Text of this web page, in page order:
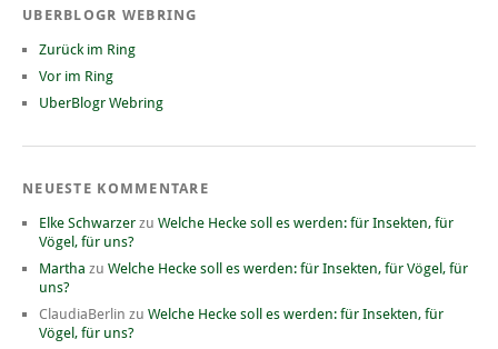
UBERBLOGR WEBRING
Zurück im Ring
Vor im Ring
UberBlogr Webring
NEUESTE KOMMENTARE
Elke Schwarzer zu Welche Hecke soll es werden: für Insekten, für
Vögel, für uns?
Martha zu Welche Hecke soll es werden: für Insekten, für Vögel, für
uns?
ClaudiaBerlin zu Welche Hecke soll es werden: für Insekten, für
Vögel, für uns?